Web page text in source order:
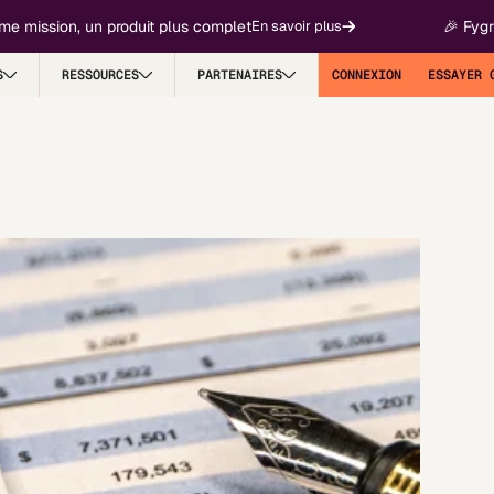
un produit plus completEn savoir plus 🎉 Fygr
RESSOURCES PARTENAIRES CONNEXION ESSAYER